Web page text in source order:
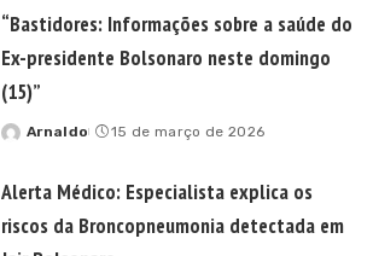
“Bastidores: Informações sobre a saúde do
Ex-presidente Bolsonaro neste domingo
(15)”
Posted
Arnaldo 15 de março de 2026
Alerta Médico: Especialista explica os
riscos da Broncopneumonia detectada em